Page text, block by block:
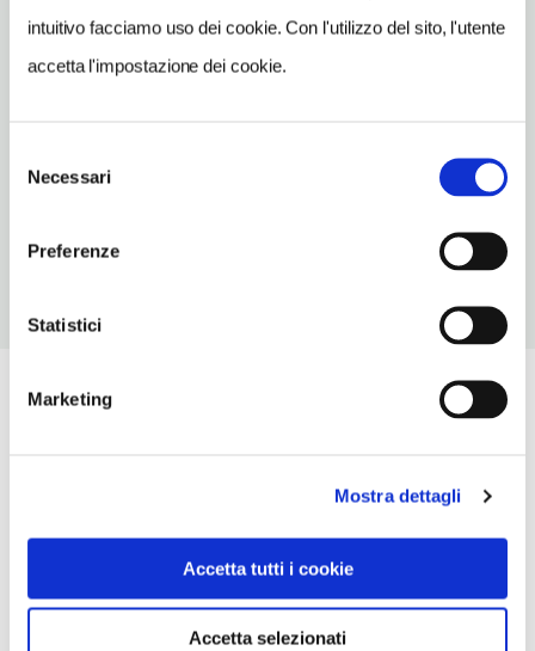
intuitivo facciamo uso dei cookie. Con l'utilizzo del sito, l'utente
accetta l'impostazione dei cookie.
delNecessari
Preferenze
Statistici
Marketing
Mostra dettagli
Accetta tutti i cookie
Accetta selezionati
INDIRIZZO EMAIL
cassero@sistemamuseo.it
CONDIZIONI DI VISITA